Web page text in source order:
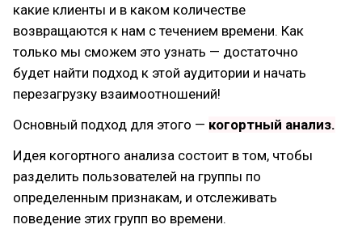
какие клиенты и в каком количестве
возвращаются к нам с течением времени. Как
только мы сможем это узнать — достаточно
будет найти подход к этой аудитории и начать
перезагрузку взаимоотношений!
Основный подход для этого — когортный анализ.
Идея когортного анализа состоит в том, чтобы
разделить пользователей на группы по
определенным признакам, и отслеживать
поведение этих групп во времени.